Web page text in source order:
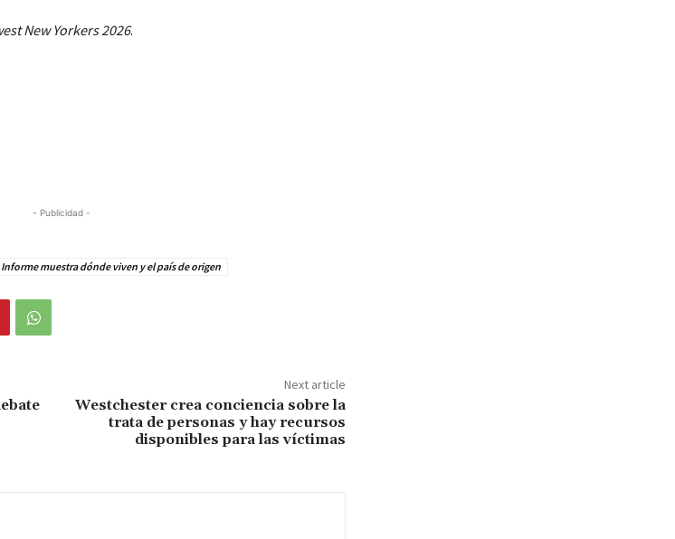
New Yorkers 2026.
- Publicidad -
muestra dónde viven y el país de origen
Next article
Westchester crea conciencia sobre la
trata de personas y hay recursos
disponibles para las víctimas